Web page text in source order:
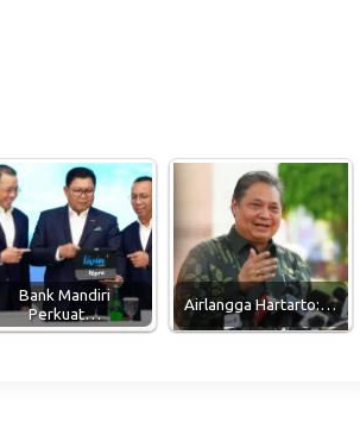
Bank Mandiri
Perkuat…
Airlangga Hartarto:…